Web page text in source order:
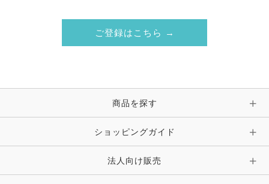
ご登録はこちら →
商品を探す
ショッピングガイド
法人向け販売